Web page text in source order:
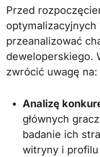
Przed
optymalizacyjnych
przeanalizować
deweloperskiego.
zwrócić uwagę na:
Analizę
głównych
badanie ich
witryny i